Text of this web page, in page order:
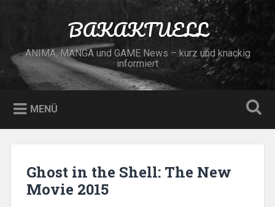
BAKAKTUELL
ANIMA, MANGA und GAME News – kurz und knackig
informiert
MENÜ
Ghost in the Shell: The New
Movie 2015